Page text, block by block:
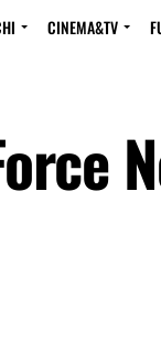
CINEMA&TV